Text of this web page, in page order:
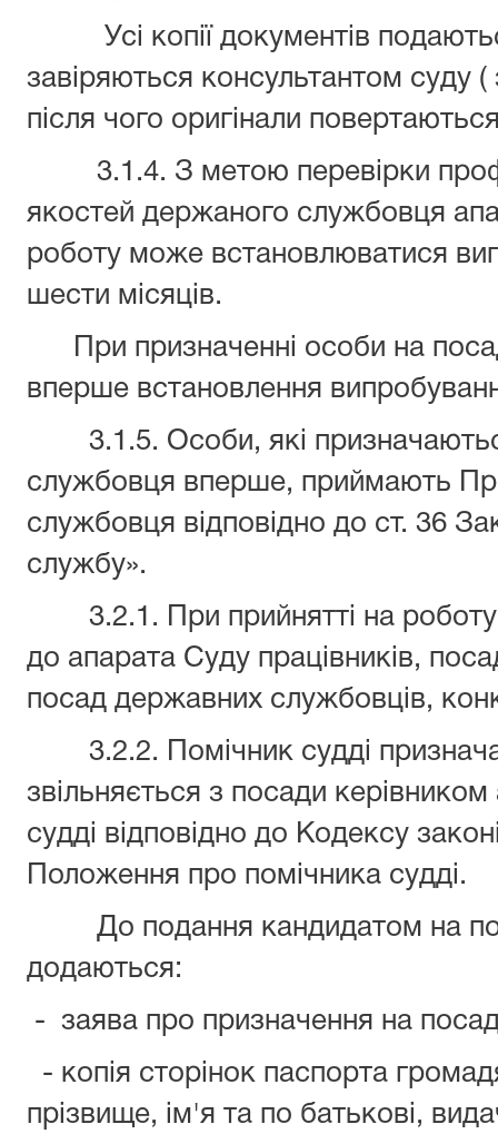
Усі копії документів
завіряються консультантом суду
після чого оригінали
3.1.4. З метою перевірки
якостей держаного службовця
роботу може встановлюватися
шести місяців.
При призначенні особи на
вперше встановлення
3.1.5. Особи, які
службовця вперше, приймають
службовця відповідно до ст. 36
службу».
3.2.1. При прийнятті на роботу
до апарата Суду працівників,
посад державних службовців,
3.2.2. Помічник судді
звільняється з посади
судді відповідно до Кодексу
Положення про помічника судді.
До подання кандидатом на
додаються:
- заява про призначення на
- копія сторінок паспорта
прізвище, ім'я та по батькові,